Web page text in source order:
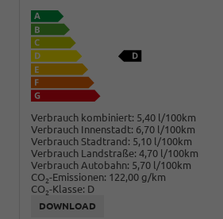
Verbrauch kombiniert: 5,40 l/100km
Verbrauch Innenstadt: 6,70 l/100km
Verbrauch Stadtrand: 5,10 l/100km
Verbrauch Landstraße: 4,70 l/100km
Verbrauch Autobahn: 5,70 l/100km
CO2-Emissionen: 122,00 g/km
CO2-Klasse: D
DOWNLOAD